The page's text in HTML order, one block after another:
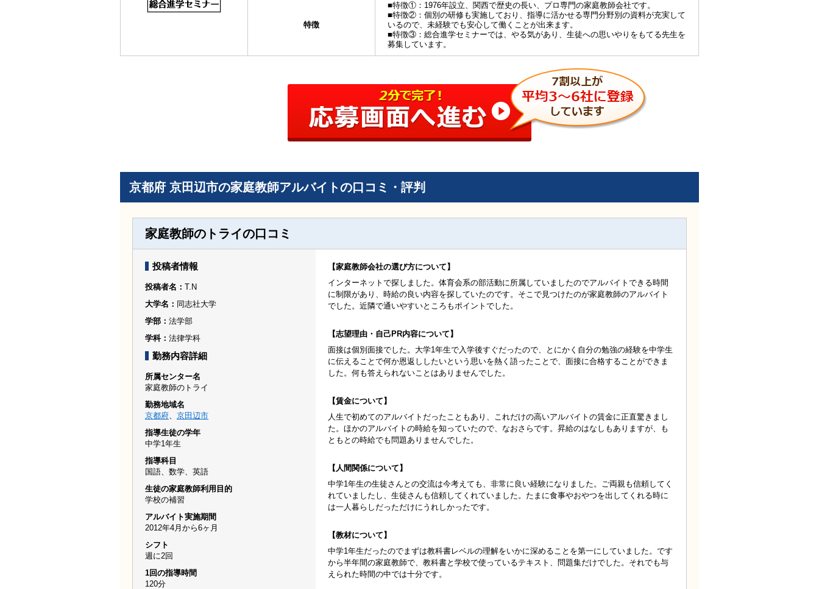
特徴
■特徴①：1976年設立、関西で歴史の長い、プロ専門の家庭教師会社です。
■特徴②：個別の研修も実施しており、指導に活かせる専門分野別の資料が充実して
いるので、未経験でも安心して働くことが出来ます。
■特徴③：総合進学セミナーでは、やる気があり、生徒への思いやりをもてる先生を
募集しています。
京都府 京田辺市の家庭教師アルバイトの口コミ・評判
家庭教師のトライの口コミ
投稿者情報
投稿者名
T.N
大学名
同志社大学
学部
法学部
学科
法律学科
勤務内容詳細
所属センター名
家庭教師のトライ
勤務地域名
京都府、 京田辺市
指導生徒の学年
中学1年生
指導科目
国語、数学、英語
生徒の家庭教師利用目的
学校の補習
アルバイト実施期間
2012年4月から6ヶ月
シフト
週に2回
1回の指導時間
120分
家庭教師会社の選び方について
インターネットで探しました。体育会系の部活動に所属していましたのでアルバイトできる時間
に制限があり、時給の良い内容を探していたのです。そこで見つけたのが家庭教師のアルバイト
でした。近隣で通いやすいところもポイントでした。
志望理由・自己PR内容について
面接は個別面接でした。大学1年生で入学後すぐだったので、とにかく自分の勉強の経験を中学生
に伝えることで何か恩返ししたいという思いを熱く語ったことで、面接に合格することができま
した。何も答えられないことはありませんでした。
賃金について
人生で初めてのアルバイトだったこともあり、これだけの高いアルバイトの賃金に正直驚きまし
た。ほかのアルバイトの時給を知っていたので、なおさらです。昇給のはなしもありますが、も
ともとの時給でも問題ありませんでした。
人間関係について
中学1年生の生徒さんとの交流は今考えても、非常に良い経験になりました。ご両親も信頼してく
れていましたし、生徒さんも信頼してくれていました。たまに食事やおやつを出してくれる時に
は一人暮らしだっただけにうれしかったです。
教材について
中学1年生だったのでまずは教科書レベルの理解をいかに深めることを第一にしていました。です
から半年間の家庭教師で、教科書と学校で使っているテキスト、問題集だけでした。それでも与
えられた時間の中では十分です。